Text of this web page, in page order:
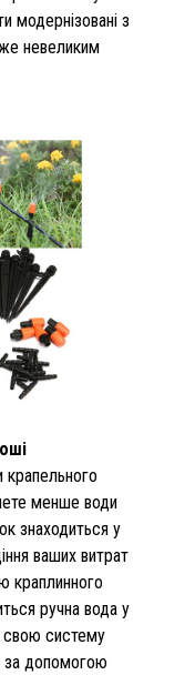
модернізовані з
невеликим
крапельного
менше води
знаходиться у
ваших витрат
краплинного
ручна вода у
систему
за допомогою